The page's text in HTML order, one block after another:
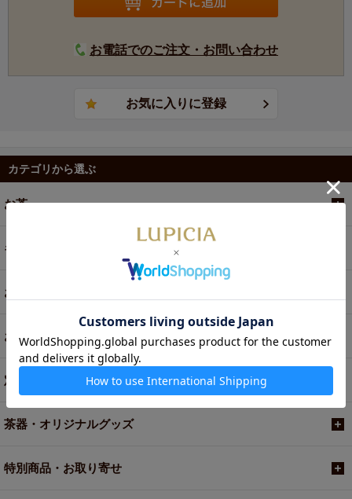
お電話でのご注文・お問い合わせ
カテゴリから選ぶ
お茶
ギフト
お菓子・食品・飲料
お買い得商品
定期便
茶器・オリジナルグッズ
特別商品・お取り寄せ